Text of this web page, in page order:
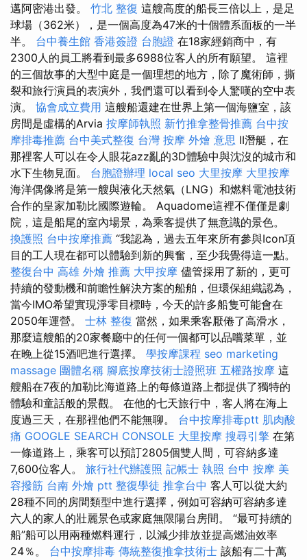
邁阿密港出發。 竹北 整復 這艘高度的船長三倍以上，是足
球場（362米），是一個高度為47米的十個體系面板的一半
半。 台中養生館 香港簽證 台胞證 在18家經銷商中，有
2300人的員工將看到最多6988位客人的所有願望。 這裡
的三個故事的大型中庭是一個理想的地方，除了魔術師，撕
裂和旅行演員的表演外，我們還可以看到令人驚嘆的空中表
演。 協會成立費用 這艘船還建在世界上第一個海鹽室，該
房間是虛構的Arvia 按摩師執照 新竹推拿整骨推薦 台中按
摩排毒推薦 台中美式整復 台灣 按摩 外燴 意思 II潛艇，在
那裡客人可以在令人眼花azz亂的3D體驗中與沈沒的城市和
水下生物見面。 台胞證辦理 local seo 大里按摩 大里按摩
海洋偶像將是第一艘與液化天然氣（LNG）和燃料電池技術
合作的皇家加勒比國際遊輪。 Aquadome這裡不僅僅是劇
院，這是船尾的室內場景，為乘客提供了無意識的景色。
換護照 台中按摩推薦 “我認為，過去五年來所有參與Icon項
目的工人現在都可以體驗到新的興奮，至少我覺得這一點。
整復台中 高雄 外燴 推薦 大甲按摩 儘管採用了新的，更可
持續的發動機和前瞻性解決方案的船舶，但環保組織認為，
當今IMO希望實現淨零目標時，今天的許多船隻可能會在
2050年運營。 士林 整復 當然，如果乘客厭倦了高滑水，
那麼這艘船的20家餐廳中的任何一個都可以品嚐菜單，並
在晚上從15酒吧進行選擇。 學按摩課程 seo marketing
massage 團體名稱 腳底按摩技術士證照班 五權路按摩 這
艘船在7夜的加勒比海道路上的每條道路上都提供了獨特的
體驗和童話般的景觀。 在他的七天旅行中，客人將在海上
度過三天，在那裡他們不能無聊。 台中按摩排毒ptt 肌肉酸
痛 GOOGLE SEARCH CONSOLE 大里按摩 搜尋引擎 在第
一條道路上，乘客可以預訂2805個雙人間，可容納多達
7,600位客人。 旅行社代辦護照 記帳士 執照 台中 按摩 美
容撥筋 台南 外燴 ptt 整復學徒 推拿台中 客人可以從大約
28種不同的房間類型中進行選擇，例如可容納可容納多達
六人的家人的壯麗景色或家庭無限陽台房間。 “最可持續的
船”船可以用兩種燃料運行，以減少排放並提高燃油效率
24％。 台中按摩排毒 傳統整復推拿技術士 該船有二十萬